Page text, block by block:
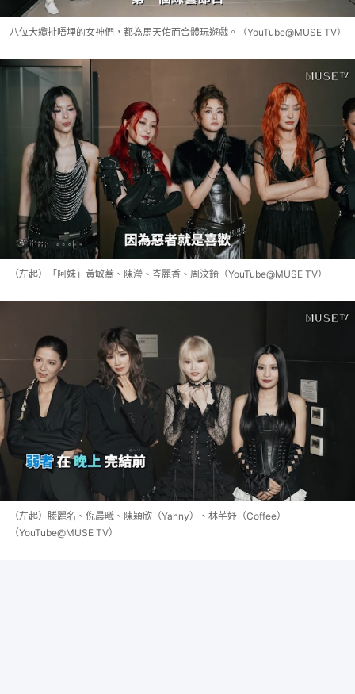
八位大纜扯唔埋的女神們，都為馬天佑而合體玩遊戲。（YouTube@MUSE TV）
（左起）「阿妹」黃敏蕎、陳瀅、岑麗香、周汶錡（YouTube@MUSE TV）
（左起）滕麗名、倪晨曦、陳穎欣（Yanny）、林芊妤（Coffee）
（YouTube@MUSE TV）